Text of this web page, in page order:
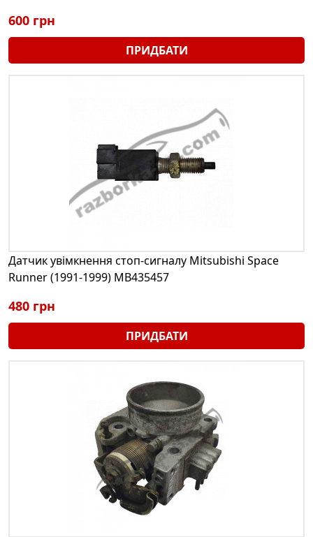
600 грн
ПРИДБАТИ
Датчик увімкнення стоп-сигналу Mitsubishi Space
Runner (1991-1999) MB435457
480 грн
ПРИДБАТИ